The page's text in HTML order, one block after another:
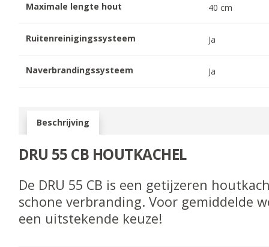
Maximale lengte hout 40 cm
Ruitenreinigingssysteem Ja
Naverbrandingssysteem Ja
Beschrijving
DRU 55 CB HOUTKACHEL
De DRU 55 CB is een getijzeren
schone verbranding. Voor gemiddelde
een uitstekende keuze!